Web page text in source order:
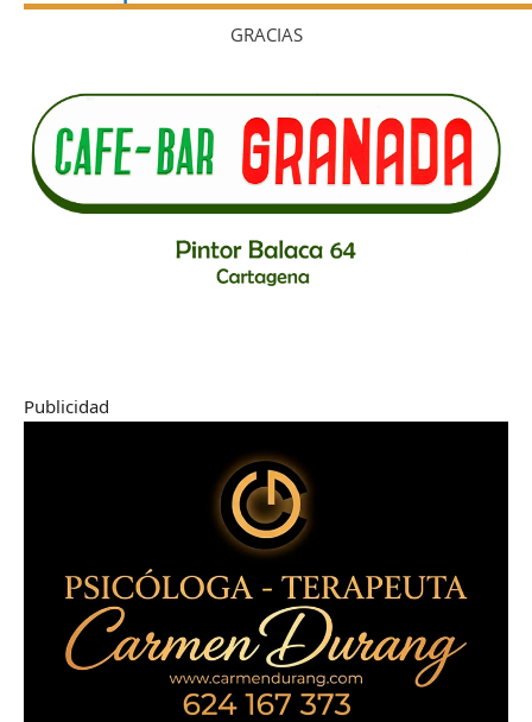
GRACIAS
Publicidad